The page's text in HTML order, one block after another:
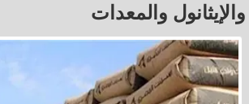
والإيثانول والمعدات